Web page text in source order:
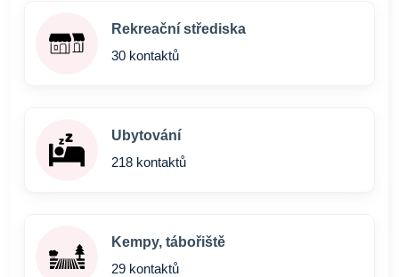
Rekreační střediska
30 kontaktů
Ubytování
218 kontaktů
Kempy, tábořiště
29 kontaktů